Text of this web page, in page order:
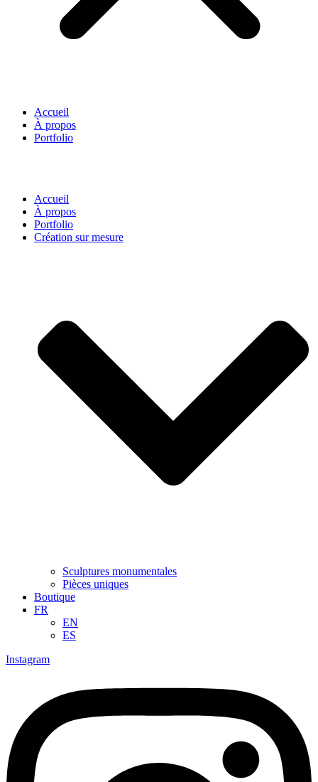
Accueil
À propos
Portfolio
Accueil
À propos
Portfolio
Création sur mesure
Sculptures monumentales
Pièces uniques
Boutique
FR
EN
ES
Instagram